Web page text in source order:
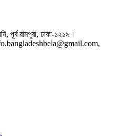
পূর্ব রামপুরা, ঢাকা-১২১৯।